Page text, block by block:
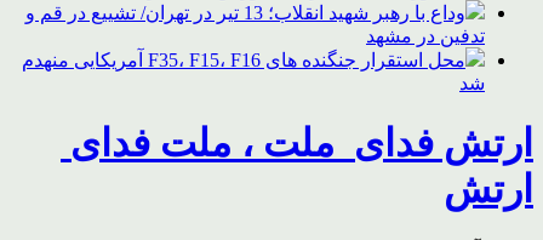
وداع با رهبر شهید انقلاب؛ 13 تیر در تهران/ تشییع در قم و
تدفین در مشهد
محل استقرار جنگنده های F35، F15، F16 آمریکایی منهدم
شد
ارتش فدای ملت ، ملت فدای
ارتش